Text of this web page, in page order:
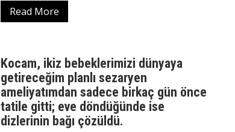
Read More
Kocam, ikiz bebeklerimizi dünyaya
getireceğim planlı sezaryen
ameliyatımdan sadece birkaç gün önce
tatile gitti; eve döndüğünde ise
dizlerinin bağı çözüldü.